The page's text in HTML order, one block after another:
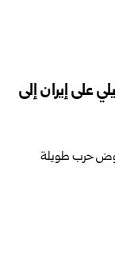
على إيران إلى